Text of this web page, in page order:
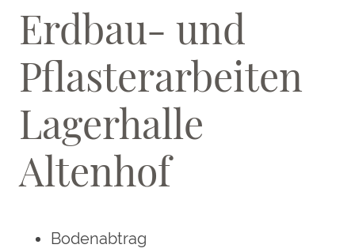
Erdbau- und
Pflasterarbeiten
Lagerhalle
Altenhof
Bodenabtrag